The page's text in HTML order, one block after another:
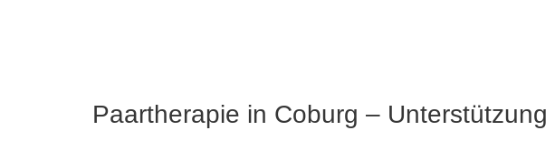
Paartherapie in Coburg –